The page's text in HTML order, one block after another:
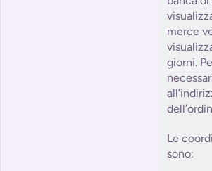
merce
giorni.
Le
sono: